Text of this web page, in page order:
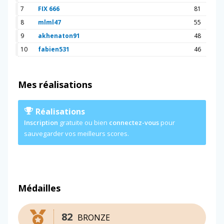
7
FIX 666
81
8
mlml47
55
9
akhenaton91
48
10
fabien531 46
Mes réalisations
Réalisations
Inscription gratuite ou bien connectez-vous pour
sauvegarder vos meilleurs scores.
Médailles
BRONZE
82